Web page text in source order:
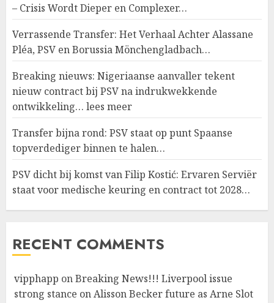
– Crisis Wordt Dieper en Complexer…
Verrassende Transfer: Het Verhaal Achter Alassane
Pléa, PSV en Borussia Mönchengladbach…
Breaking nieuws: Nigeriaanse aanvaller tekent
nieuw contract bij PSV na indrukwekkende
ontwikkeling… lees meer
Transfer bijna rond: PSV staat op punt Spaanse
topverdediger binnen te halen…
PSV dicht bij komst van Filip Kostić: Ervaren Serviër
staat voor medische keuring en contract tot 2028…
RECENT COMMENTS
vipphapp onBreaking News!!! Liverpool issue
strong stance on Alisson Becker future as Arne Slot